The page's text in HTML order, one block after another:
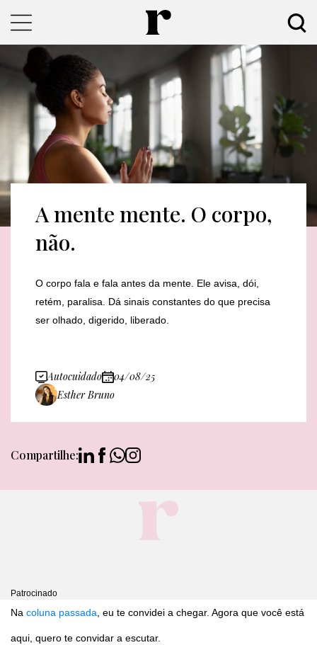
A mente mente. O corpo,
não.
O corpo fala e fala antes da mente. Ele avisa, dói,
retém, paralisa. Dá sinais constantes do que precisa
ser olhado, digerido, liberado.
Autocuidado
04/08/25
Esther Bruno
Compartilhe:
Patrocinado
Na coluna passada , eu te convidei a chegar. Agora que você está
aqui, quero te convidar a escutar.